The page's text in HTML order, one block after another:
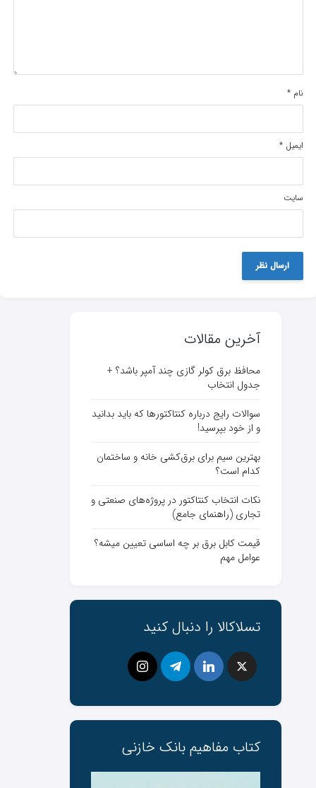
نام *
ایمیل *
سایت
آخرین مقالات
محافظ برق کولر گازی چند آمپر باشد؟ +
جدول انتخاب
سوالات رایج درباره کنتاکتورها که باید بدانید
و از خود بپرسید!
بهترین سیم برای برق‌کشی خانه و ساختمان
کدام است؟
نکات انتخاب کنتاکتور در پروژه‌های صنعتی و
تجاری (راهنمای جامع)
قیمت کابل برق بر چه اساسی تعیین میشه؟
عوامل مهم
تسلاکالا را دنبال کنید
کتاب مفاهیم بانک ‌خازنی